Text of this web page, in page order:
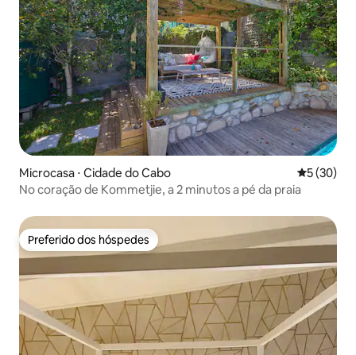
Microcasa ⋅ Cidade do Cabo 5 de uma
5 (30)
No coração de Kommetjie, a 2 minutos a pé da praia
Preferido dos hóspedes
Preferido dos hóspedes